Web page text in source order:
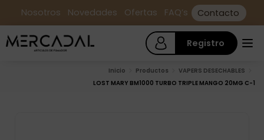
Nosotros Novedades Ofertas FAQ’s Contacto
Registro
Inicio Productos
VAPERS DESECHABLES
LOST MARY BM1000 TURBO TRIPLE MANGO 20MG C-1